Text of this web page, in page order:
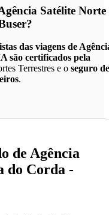
Satélite Norte
das viagens de
são certificados pela
Terrestres e o seguro de
.
de Agência
do Corda -